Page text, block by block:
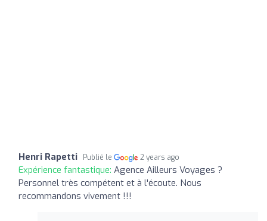
Henri Rapetti Publié le 2 years ago
Expérience fantastique: Agence Ailleurs Voyages ?
Personnel très compétent et à l'écoute. Nous
recommandons vivement !!!